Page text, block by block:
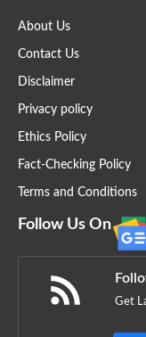
About Us
Contact Us
Disclaimer
Privacy policy
Ethics Policy
Fact-Checking Policy
Terms and Conditions
Follow Us On
Get